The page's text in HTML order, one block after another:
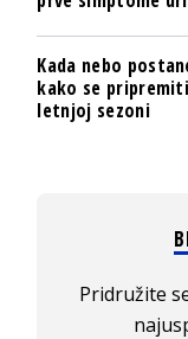
Kada nebo
kako se
letnjoj sezoni
Pridružite